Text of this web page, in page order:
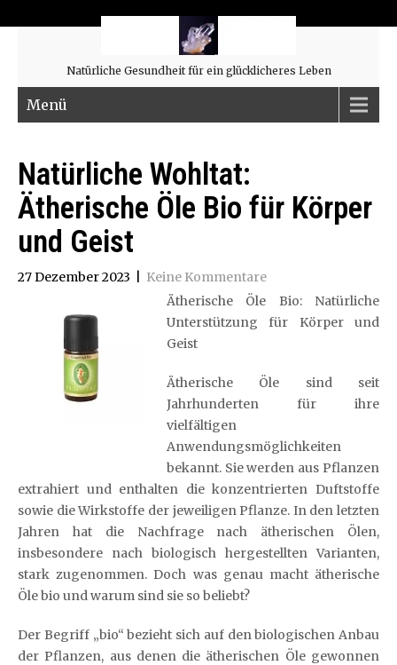
Natürliche Gesundheit für ein glücklicheres Leben
Menü
Natürliche Wohltat:
Ätherische Öle Bio für Körper
und Geist
27 Dezember 2023
Keine Kommentare
Ätherische Öle Bio: Natürliche
Unterstützung für Körper und
Geist
Ätherische Öle sind seit
Jahrhunderten für ihre
vielfältigen
Anwendungsmöglichkeiten
bekannt. Sie werden aus Pflanzen
extrahiert und enthalten die konzentrierten Duftstoffe
sowie die Wirkstoffe der jeweiligen Pflanze. In den letzten
Jahren hat die Nachfrage nach ätherischen Ölen,
insbesondere nach biologisch hergestellten Varianten,
stark zugenommen. Doch was genau macht ätherische
Öle bio und warum sind sie so beliebt?
Der Begriff „bio“ bezieht sich auf den biologischen Anbau
der Pflanzen, aus denen die ätherischen Öle gewonnen